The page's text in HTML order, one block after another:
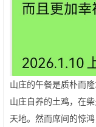
山庄的午餐是质朴而
山庄自养的土鸡，在
天地。然而席间的惊